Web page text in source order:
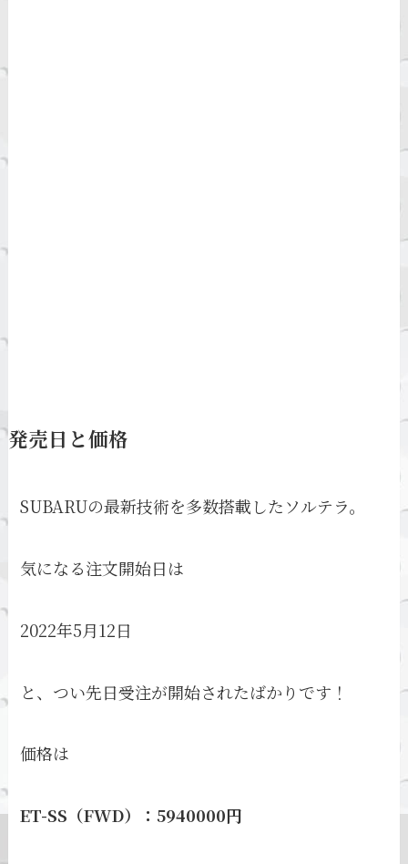
発売日と価格
SUBARUの最新技術を多数搭載したソルテラ。
気になる注文開始日は
2022年5月12日
と、つい先日受注が開始されたばかりです！
価格は
ET-SS（FWD）：5940000円